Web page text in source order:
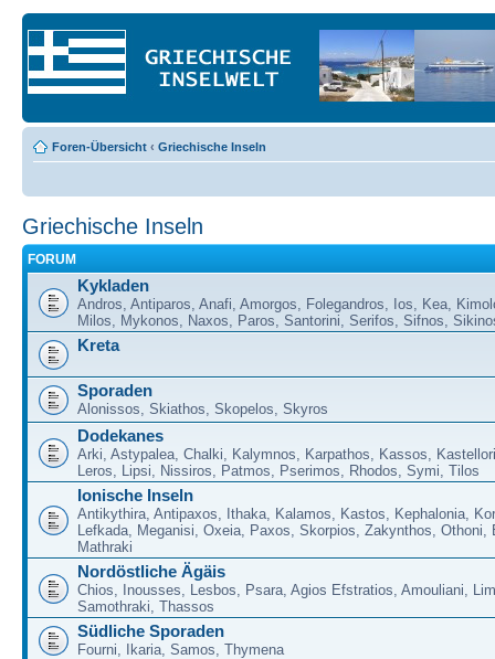
Foren-Übersicht ‹ Griechische Inseln
Griechische Inseln
FORUM
Kykladen
Andros, Antiparos, Anafi, Amorgos, Folegandros, Ios, Kea,
Milos, Mykonos, Naxos, Paros, Santorini, Serifos, Sifnos,
Kreta
Sporaden
Alonissos, Skiathos, Skopelos, Skyros
Dodekanes
Arki, Astypalea, Chalki, Kalymnos, Karpathos, Kassos,
Leros, Lipsi, Nissiros, Patmos, Pserimos, Rhodos, Symi, Tilos
Ionische Inseln
Antikythira, Antipaxos, Ithaka, Kalamos, Kastos, Kephalonia,
Lefkada, Meganisi, Oxeia, Paxos, Skorpios, Zakynthos, Othoni,
Mathraki
Nordöstliche Ägäis
Chios, Inousses, Lesbos, Psara, Agios Efstratios, Amouliani,
Samothraki, Thassos
Südliche Sporaden
Fourni, Ikaria, Samos, Thymena